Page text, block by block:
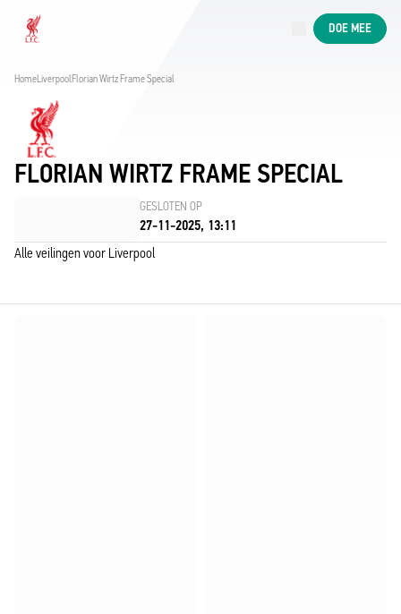
Now live
DOE MEE
HomeLiverpoolFlorian Wirtz Frame Special
FLORIAN WIRTZ FRAME SPECIAL
GESLOTEN OP
27-11-2025, 13:11
Alle veilingen voor Liverpool